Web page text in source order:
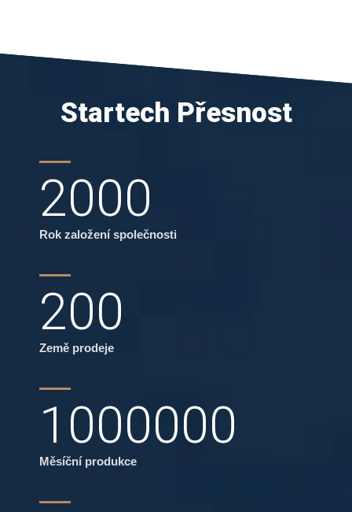
Startech Přesnost
2000
Rok založení společnosti
200
Země prodeje
1000000
Měsíční produkce